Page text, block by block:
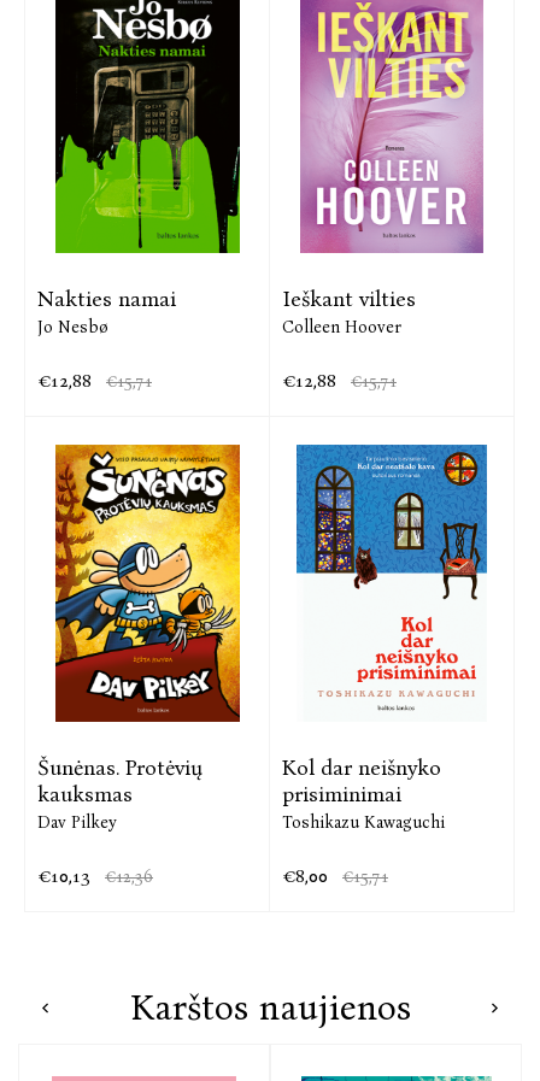
Nakties namai
Jo Nesbø
€12,88 €15,71
Ieškant vilties
Colleen Hoover
€12,88 €15,71
Šunėnas. Protėvių
kauksmas
Dav Pilkey
€10,13 €12,36
Kol dar neišnyko
prisiminimai
Toshikazu Kawaguchi
€8,00 €15,71
Karštos naujienos